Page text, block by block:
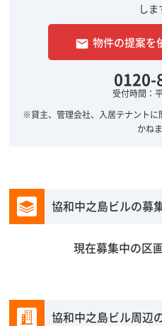
しま
email 物件の提案を
0120-
受付時間：
※貸主、管理会社、入居テナントに
かねま
協和中之島ビルの募
現在募集中の区
協和中之島ビル周辺